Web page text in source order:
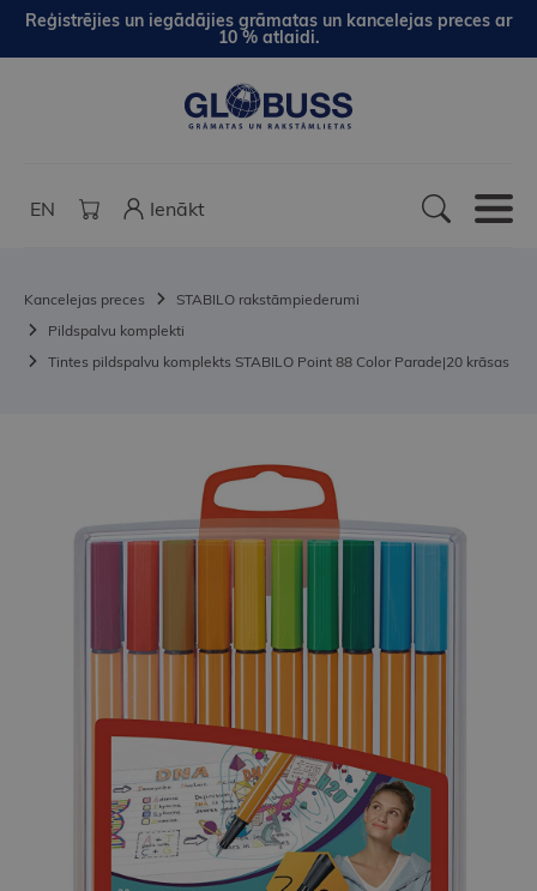
Reģistrējies un iegādājies grāmatas un kancelejas preces ar
10 % atlaidi.
EN Ienākt
Kancelejas preces
STABILO rakstāmpiederumi
Pildspalvu komplekti
Tintes pildspalvu komplekts STABILO Point 88 Color Parade|20 krāsas